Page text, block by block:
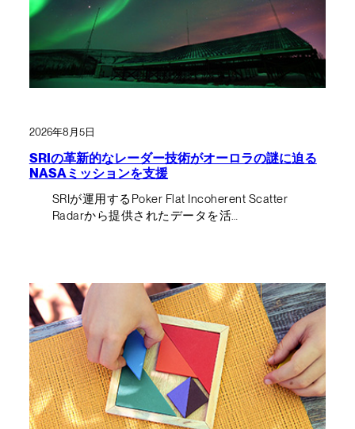
2026年8月5日
SRIの革新的なレーダー技術がオーロラの謎に迫る
NASAミッションを支援
SRIが運用するPoker Flat Incoherent Scatter
Radarから提供されたデータを活…